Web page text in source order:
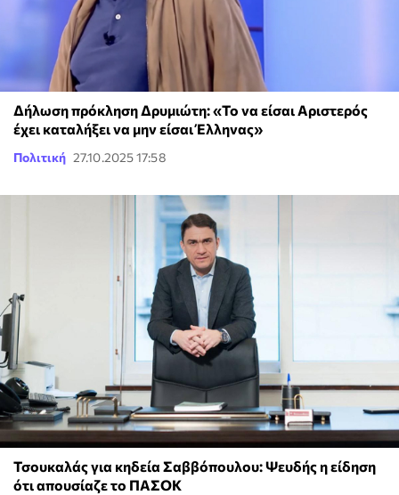
Δήλωση πρόκληση Δρυμιώτη: «Το να είσαι Αριστερός
έχει καταλήξει να μην είσαι Έλληνας»
Πολιτική 27.10.2025 17:58
Τσουκαλάς για κηδεία Σαββόπουλου: Ψευδής η είδηση
ότι απουσίαζε το ΠΑΣΟΚ